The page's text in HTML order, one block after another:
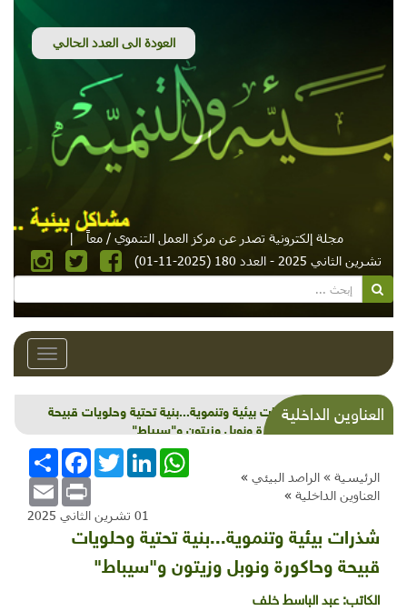
مجلة إلكترونية تصدر عن مركز العمل التنموي / معاً
|
تشرين الثاني 2025 - العدد 180 (2025-11-01)
Toggle
العناوين الداخليةشذرات بيئية وتنموية...بنية تحتية وحلويات قبيحة
وحاكورة ونوبل وزيتون و"سيباط"
الرئيسية » الراصد البيئي »
العناوين الداخلية »
انشر
FacebookTwitterLinkedInWhatsApp
Email Print
01 تشرين الثاني 2025
شذرات بيئية وتنموية...بنية تحتية وحلويات
قبيحة وحاكورة ونوبل وزيتون و"سيباط"
الكاتب:عبد الباسط خلف